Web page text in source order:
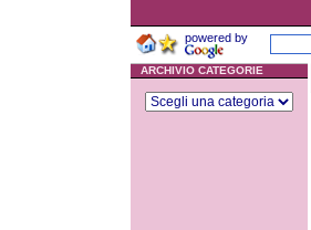
powered by
ARCHIVIO CATEGORIE